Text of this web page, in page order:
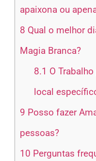
apaixona ou
8 Qual o melhor
Magia Branca?
8.1 O
local
9 Posso fazer
pessoas?
10 Perguntas